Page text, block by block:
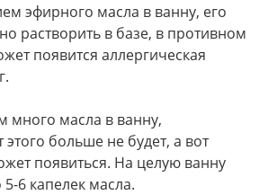
эфирного масла в ванну, его
растворить в базе, в противном
появится аллергическая
много масла в ванну,
этого больше не будет, а вот
появиться. На целую ванну
6 капелек масла.